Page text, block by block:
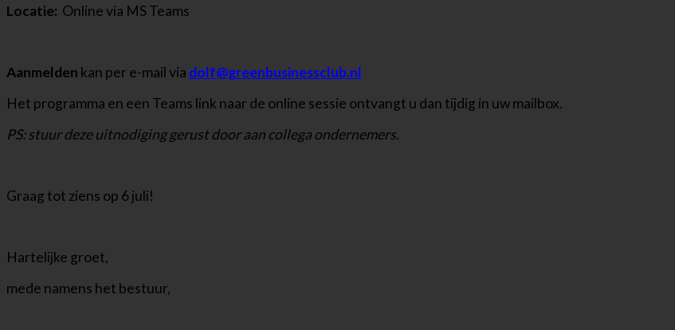
Locatie: Online via MS Teams
Aanmelden kan per e-mail via dolf@greenbusinessclub.nl
Het programma en een Teams link naar de online sessie ontvangt u dan tijdig in uw mailbox.
PS: stuur deze uitnodiging gerust door aan collega ondernemers.
Graag tot ziens op 6 juli!
Hartelijke groet,
mede namens het bestuur,